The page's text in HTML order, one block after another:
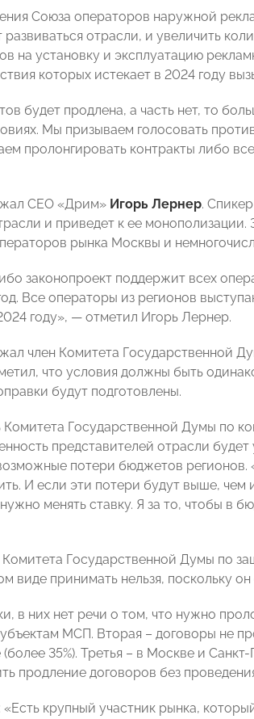
Союза операторов наружной
отрасли, и увеличить
на установку и эксплуатацию
которых истекает в 2024 году
будет продлена, а часть нет, то
Мы призываем голосовать
пролонгировать контракты либо
СЕО «Дрим» Игорь Лернер.
и приведет к ее
рынка Москвы и
законопроект поддержит всех
Все операторы из регионов
году», — отметил Игорь Лернер.
член Комитета Государственной
что условия должны быть
будут подготовлены.
Комитета Государственной Думы по
представителей отрасли
потери бюджетов
И если эти потери будут выше,
менять ставку. Я за то, чтобы в
Государственной Думы по
виде принимать нельзя, поскольку
в них нет речи о том, что нужно
МСП. Вторая – договоры не
35%). Третья – в Москве и
продление договоров без
«Есть крупный участник рынка,